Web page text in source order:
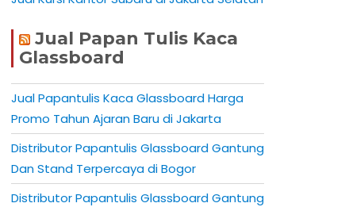
Jual Papan Tulis Kaca
Glassboard
Jual Papantulis Kaca Glassboard Harga
Promo Tahun Ajaran Baru di Jakarta
Distributor Papantulis Glassboard Gantung
Dan Stand Terpercaya di Bogor
Distributor Papantulis Glassboard Gantung